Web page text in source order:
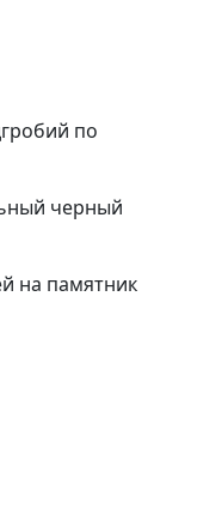
по
черный
на памятник